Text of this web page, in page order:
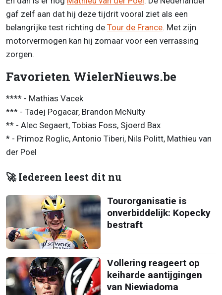
gaf zelf aan dat hij deze tijdrit vooral ziet als een
belangrijke test richting de Tour de France. Met zijn
motorvermogen kan hij zomaar voor een verrassing
zorgen.
Favorieten WielerNieuws.be
**** - Mathias Vacek
*** - Tadej Pogacar, Brandon McNulty
** - Alec Segaert, Tobias Foss, Sjoerd Bax
* - Primoz Roglic, Antonio Tiberi, Nils Politt, Mathieu van
der Poel
🚀 Iedereen leest dit nu
Tourorganisatie is
onverbiddelijk: Kopecky
bestraft
Vollering reageert op
keiharde aantijgingen
van Niewiadoma